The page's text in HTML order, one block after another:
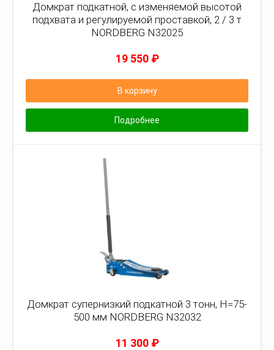
Домкрат подкатной, с изменяемой высотой
подхвата и регулируемой проставкой, 2 / 3 т
NORDBERG N32025
19 550 ₽
В корзину
Подробнее
Домкрат супернизкий подкатной 3 тонн, H=75-
500 мм NORDBERG N32032
11 300 ₽